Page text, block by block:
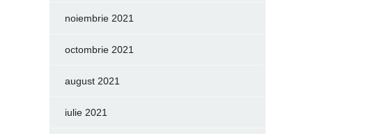
noiembrie 2021
octombrie 2021
august 2021
iulie 2021